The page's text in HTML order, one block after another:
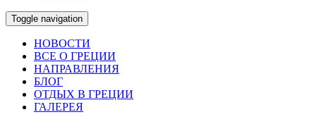
Toggle navigation
НОВОСТИ
ВСЕ О ГРЕЦИИ
НАПРАВЛЕНИЯ
БЛОГ
ОТДЫХ В ГРЕЦИИ
ГАЛЕРЕЯ